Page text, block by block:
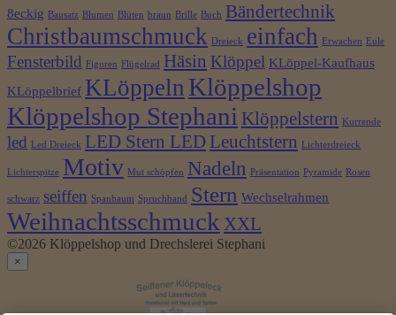
8eckig Bausatz Blumen Blüten braun Brille Buch Bändertechnik
Christbaumschmuck Dreieck einfach Erwachen Eule
Fensterbild Figuren Flügelrad Häsin Klöppel KLöppel-Kaufhaus
KLöppelbrief KLöppeln Klöppelshop
Klöppelshop Stephani Klöppelstern Kurrende
led Led Dreieck LED Stern LED Leuchtstern Lichterdreieck
Lichterspitze Motiv Mut schöpfen Nadeln Präsentation Pyramide Rosen
schwarz seiffen Spanbaum Spruchband Stern Wechselrahmen
Weihnachtsschmuck XXL
©2026 Klöppelshop und Drechslerei Stephani
×